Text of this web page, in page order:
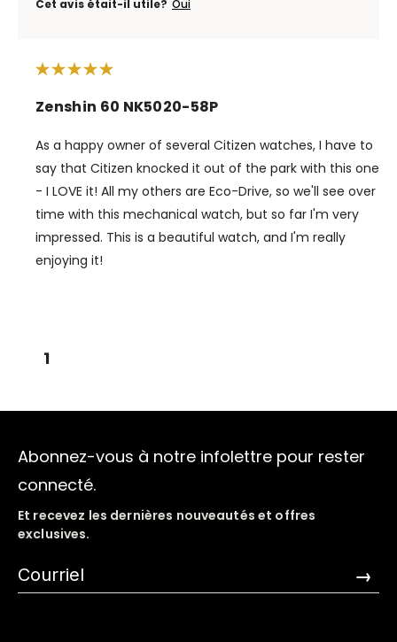
Cet avis était-il utile? Oui
Zenshin 60 NK5020-58P
As a happy owner of several Citizen watches, I have to
say that Citizen knocked it out of the park with this one
- I LOVE it! All my others are Eco-Drive, so we'll see over
time with this mechanical watch, but so far I'm very
impressed. This is a beautiful watch, and I'm really
enjoying it!
1
Abonnez-vous à notre infolettre pour rester
connecté.
Et recevez les dernières nouveautés et offres
exclusives.
→